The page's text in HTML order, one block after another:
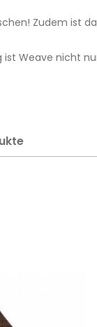
Zudem ist
Weave nicht